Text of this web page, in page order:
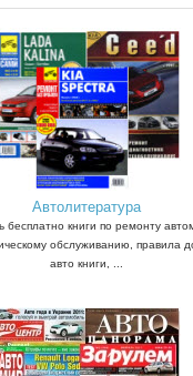
Автолитература
бесплатно книги по ремонту
обслуживанию, правила
авто книги, ...